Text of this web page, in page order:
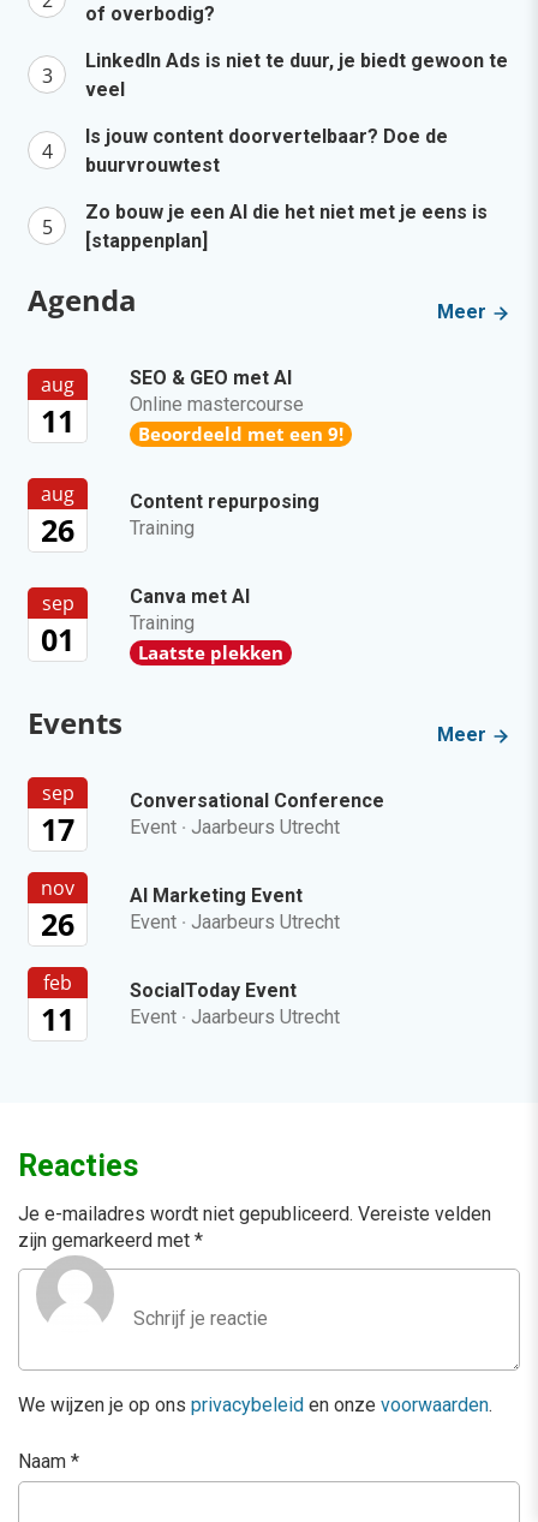
of overbodig?
LinkedIn Ads is niet te duur, je biedt gewoon te
veel
Is jouw content doorvertelbaar? Doe de
buurvrouwtest
Zo bouw je een AI die het niet met je eens is
[stappenplan]
Agenda Meer
aug
11
SEO & GEO met AI
Online mastercourse
Beoordeeld met een 9!
aug
26
Content repurposing
Training
sep
01
Canva met AI
Training
Laatste plekken
Events Meer
sep
17
Conversational Conference
Event · Jaarbeurs Utrecht
nov
26
AI Marketing Event
Event · Jaarbeurs Utrecht
feb
11
SocialToday Event
Event · Jaarbeurs Utrecht
Reacties
Je e-mailadres wordt niet gepubliceerd. Vereiste velden
zijn gemarkeerd met *
We wijzen je op ons privacybeleid en onze voorwaarden.
Naam *